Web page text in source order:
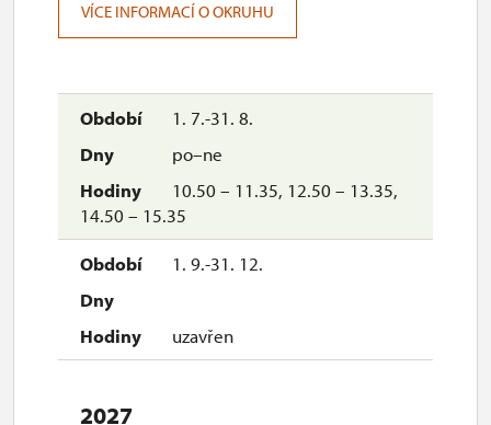
10.00 – 10.45, 13.00 – 13.45,
14.30 – 15.15
so–ne
10.00 – 10.45, 11.30 – 12.15,
13.30 – 14.15, 15.00 – 15.45
1. 7.-31. 8.
po–ne
10.50 – 11.35, 12.50 – 13.35,
14.50 – 15.35
1. 9.-31. 12.
uzavřen
2027
VÍCE INFORMACÍ O OKRUHU